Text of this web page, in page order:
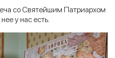
со Святейшим Патриархом
у нас есть.